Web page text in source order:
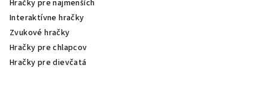
Hračky pre najmenších
Interaktívne hračky
Zvukové hračky
Hračky pre chlapcov
Hračky pre dievčatá